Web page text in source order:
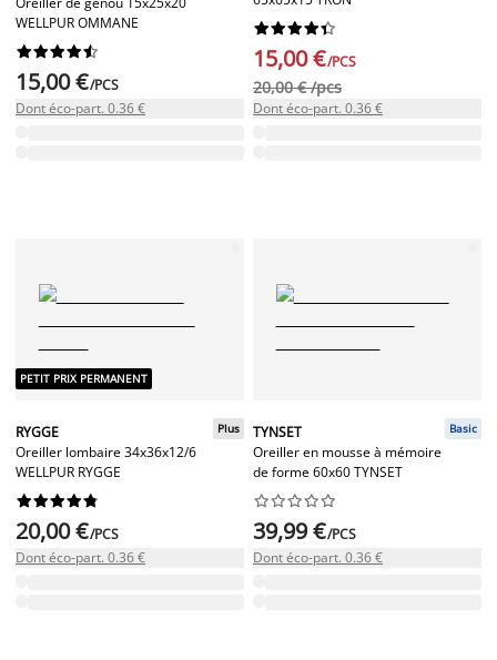
WELLPUR OMMANE






15,00 €/PCS
Dont éco-part. 0.36 €






15,00 €/PCS
20,00 € /pcs
Dont éco-part. 0.36 €
PETIT PRIX PERMANENT
RYGGE
Oreiller lombaire 34x36x12/6
WELLPUR RYGGE
Plus






20,00 €/PCS
Dont éco-part. 0.36 €
TYNSET
Oreiller en mousse à mémoire
de forme 60x60 TYNSET
Basic






39,99 €/PCS
Dont éco-part. 0.36 €